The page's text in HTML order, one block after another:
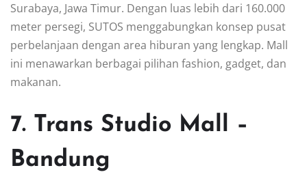
Surabaya, Jawa Timur. Dengan luas lebih dari 160.000
meter persegi, SUTOS menggabungkan konsep pusat
perbelanjaan dengan area hiburan yang lengkap. Mall
ini menawarkan berbagai pilihan fashion, gadget, dan
makanan.
7. Trans Studio Mall –
Bandung